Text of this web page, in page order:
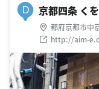
D 京都四条 く
都府京都市中
http://aim-